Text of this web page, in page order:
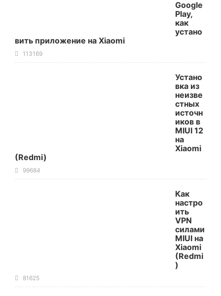
Google
Play,
как
устано
вить приложение на Xiaomi
113169
Устано
вка из
неизве
стных
источн
иков в
MIUI 12
на
Xiaomi
(Redmi)
99684
Как
настро
ить
VPN
силами
MIUI на
Xiaomi
(Redmi
)
81625